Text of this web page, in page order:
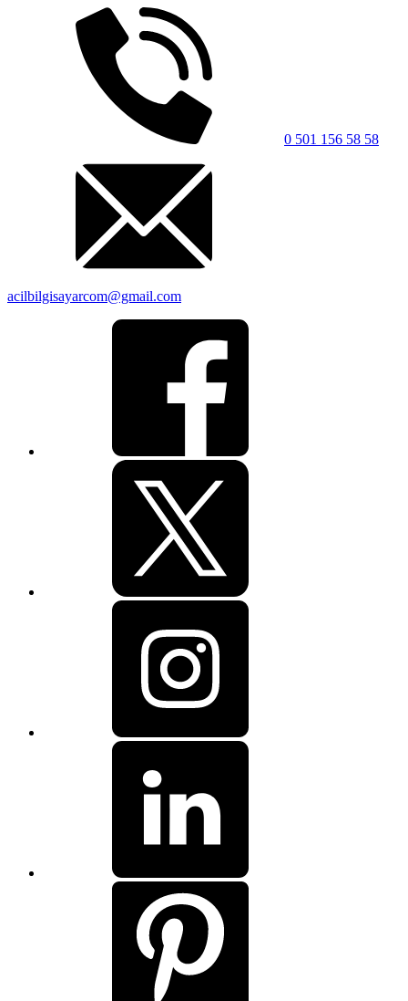
0 501 156 58 58
acilbilgisayarcom@gmail.com